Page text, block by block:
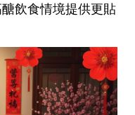
飲食情境提供更貼